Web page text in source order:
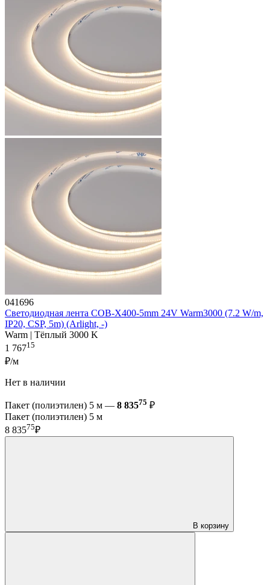
041696
Светодиодная лента COB-X400-5mm 24V Warm3000 (7.2 W/m,
IP20, CSP, 5m) (Arlight, -)
Warm | Тёплый 3000 K
1 76715
₽/м
Нет в наличии
Пакет (полиэтилен) 5 м — 8 83575 ₽
Пакет (полиэтилен) 5 м
8 83575₽
В корзину